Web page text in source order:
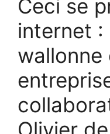
Ceci se
internet :
wallonne